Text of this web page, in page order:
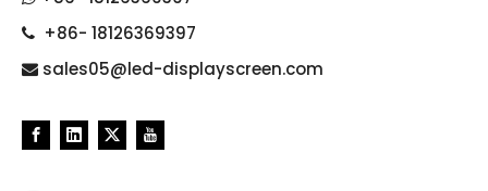
 +86- 18126369397
 sales05@led-displayscreen.com